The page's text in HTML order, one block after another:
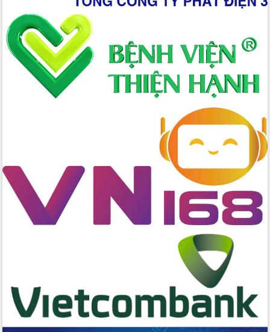
Hội nghị lần thứ nhất Ban Chỉ đạo
công tác bầu cử tỉnh Đắk Lắk
Hội nghị UBND tỉnh thường kỳ tháng
10 năm 2025
Kỳ họp chuyên đề lần thứ Ba, HĐND
tỉnh khóa X
Bí thư Tỉnh ủy Lương Nguyễn Minh
Đại hội Thi đua yêu nước tỉnh Đắk Lắk
lần thứ I (2025-2030)
Đồng chí Lương Nguyễn Minh Triết
được chỉ định làm Bí thư Tỉnh ủy Đắk
Lắk nhiệm kỳ 2025 – 2030
lập Hội Liên hiệp Phụ nữ Việt Nam
Đắk Lắk tổ chức Ngày hội Chuyển đổi
số với chủ đề: “Công nghệ số - kiến
tạo tương lai”